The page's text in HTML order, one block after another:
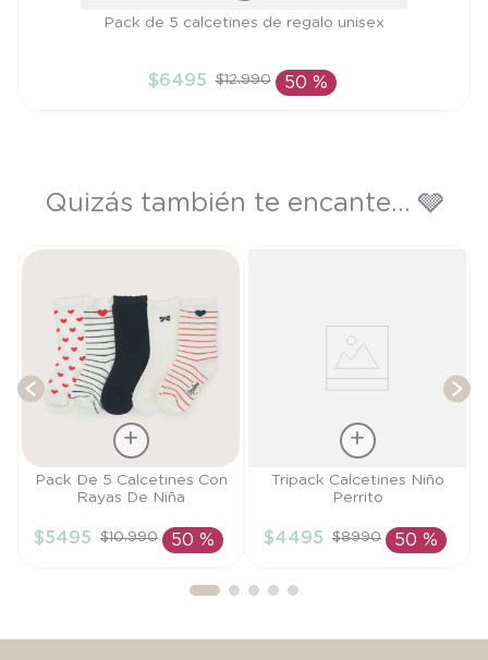
AÑADIR AL CARRITO
Pack de 5 calcetines de regalo unisex
$6495 $12.990 50 %
Quizás también te encante... 🩶
Talla
AÑADIR AL
Pack De 5 Calcetines Con
Rayas De Niña
$5495 $10.990 50 %
Talla
AÑADIR AL
Tripack Calcetines Niño
Perrito
$4495 $8990 50 %